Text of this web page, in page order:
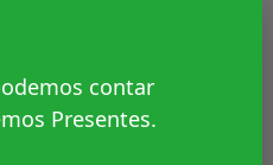
contar
Presentes.